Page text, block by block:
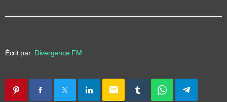
Écrit par: Divergence FM
email